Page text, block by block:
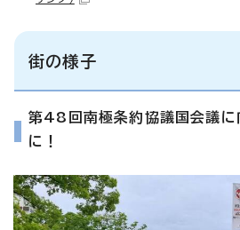
街の様子
第48回南極条約協議国会議に
に！